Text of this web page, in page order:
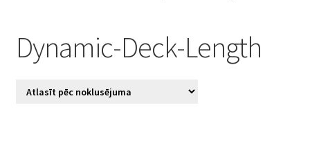
Dynamic-Deck-Length